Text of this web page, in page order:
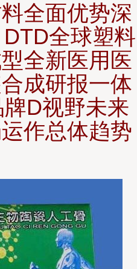
全面优势深
全球塑料
全新医用医
成研报一体
D视野未来
作总体趋势